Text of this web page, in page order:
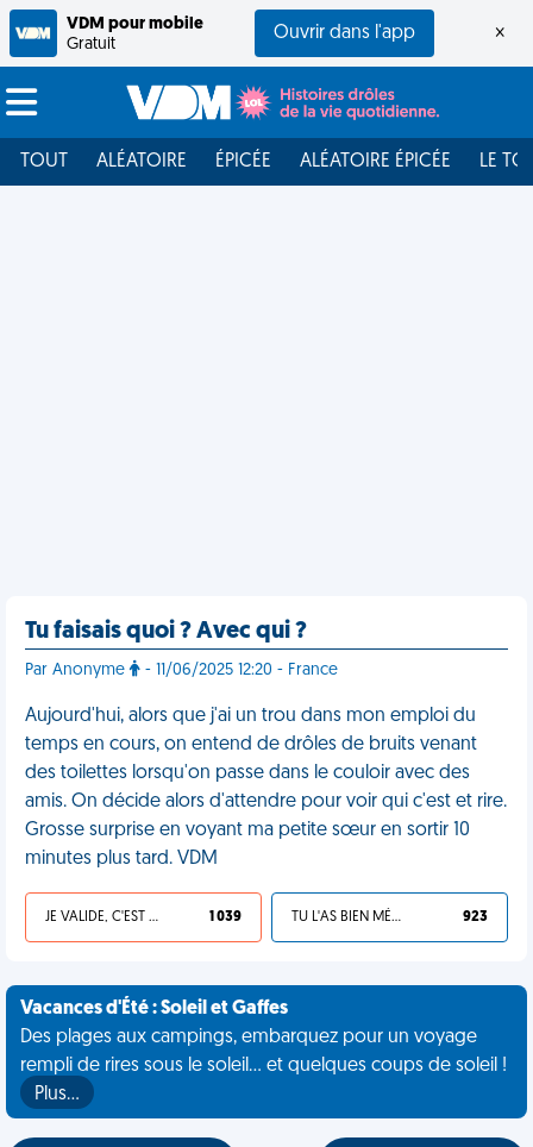
VDM pour mobile
Gratuit
Ouvrir dans l'app ×
TOUT ALÉATOIRE ÉPICÉE ALÉATOIRE ÉPICÉE LE
Tu faisais quoi ? Avec qui ?
Par Anonyme - 11/06/2025 12:20 - France
Aujourd'hui, alors que j'ai un trou dans mon emploi du
temps en cours, on entend de drôles de bruits venant
des toilettes lorsqu'on passe dans le couloir avec des
amis. On décide alors d'attendre pour voir qui c'est et rire.
Grosse surprise en voyant ma petite sœur en sortir 10
minutes plus tard. VDM
JE VALIDE, C'EST UNE VDM 1 039 TU L'AS BIEN MÉRITÉ 923
Vacances d'Été : Soleil et Gaffes
Des plages aux campings, embarquez pour un voyage
rempli de rires sous le soleil... et quelques coups de soleil !
Plus…